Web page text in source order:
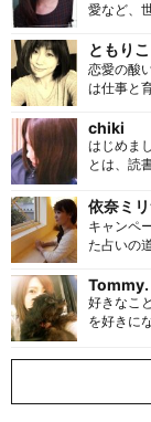
愛など、
ともりこ
恋愛の酸
は仕事と
chiki
はじめま
とは、読
依奈ミ
キャンペ
た占いの
Tommy.
好きなこ
を好きに